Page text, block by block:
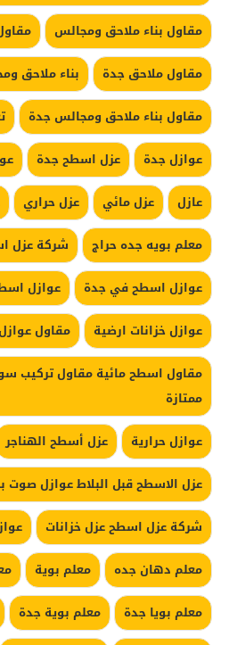
مقاول بناء ملاحق ومجالس
مقاول ملاحق جدة
بناء ملاحق
مقاول بناء ملاحق ومجالس جدة
عوازل جدة
عزل اسطح جدة
عازل
عزل مائي عزل حراري
معلم بويه جده حراج
شركة عزل
عوازل اسطح في جدة
عوازل
عوازل خزانات ارضية
مقاول
مقاول اسطح مائية مقاول تركيب
ممتازة
عوازل حرارية
عزل أسطح الهناجر
عزل الاسطح قبل البلاط عوازل صوت
شركة عزل اسطح عزل خزانات
معلم دهان جده
معلم بوية
معلم بويا جدة
معلم بوية جدة